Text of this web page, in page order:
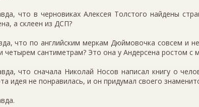
что в черновиках Алексея Толстого найдены
а склеен из ДСП?
что по английским меркам Дюймовочка совсем и
четырем сантиметрам? Это она у Андерсена ростом с
что сначала Николай Носов написал книгу о
идея не понравилась, и он придумал своего